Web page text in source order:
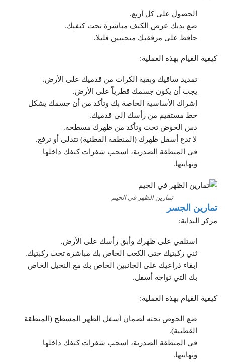
الحصول على كل أربع.
ضع يديك عرض الكتف مباشرة تحت كتفيك.
حافظ على مرفقيك منحنيين قليلا.
كيفية القيام بهذه العملية:
تمديد ساقيك وبقية الكرات من قدميك على الأرض.
يجب أن يكون جسمك قطرياً على الأرض.
إشراك الأساسية الخاصة بك وتأكد من أن جسمك يشكل
خط مستقيم من رأسك إلى قدميك.
دس الحوض تحت وتأكد من ظهرك مسطحة.
لا تدع أسفل ظهرك (المنطقة القطنية) تتدلى أو ترفع.
في المنطقة الصدرية، اسحب شفرات كتفك داخلها
ونهايئها.
تمارين الظهر في الجيم
تمارين الجسر
مركز البداية:
استلقي على ظهرك وأبق رأسك على الأرض.
ثني ركبتيك حتى الكعب الخاص بك مباشرة تحت ركبتيك.
إبقاء ذراعيك على الجانبين الخاص بك مع النخيل الخاص
بك التي تواجه أسفل.
كيفية القيام بهذه العملية:
ضع الحوض تحته لضمان أسفل الظهر المسطح (المنطقة
القطنية).
في المنطقة الصدرية، اسحب شفرات كتفك داخلها
ونهايتها.